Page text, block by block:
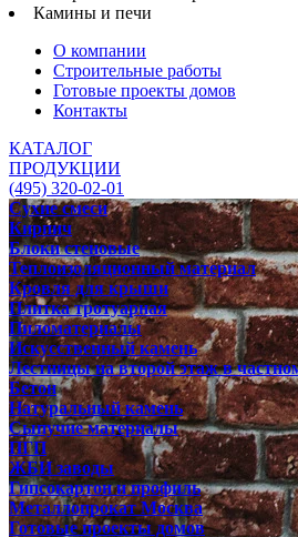
Камины и печи
О компании
Строительные работы
Готовые проекты домов
Контакты
КАТАЛОГ
ПРОДУКЦИИ
(495) 320-02-01
Сухие смеси
Кирпич
Блоки стеновые
Теплоизоляционный материал
Кровля для крыши
Плитка тротуарная
Пиломатериалы
Искусственный камень
Лестницы на второй этаж в
Бетон
Натуральный камень
Сыпучие материалы
ПГП
ЖБИ заводы
Гипсокартон и профиль
Металлопрокат Москва
Готовые проекты домов